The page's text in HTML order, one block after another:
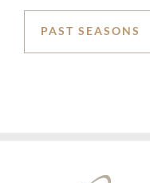
PAST SEASONS